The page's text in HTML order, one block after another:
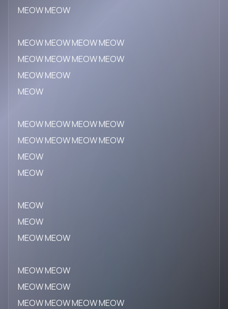
MEOW MEOW
MEOW MEOW MEOW MEOW
MEOW MEOW MEOW MEOW
MEOW MEOW
MEOW
MEOW MEOW MEOW MEOW
MEOW MEOW MEOW MEOW
MEOW
MEOW
MEOW
MEOW
MEOW MEOW
MEOW MEOW
MEOW MEOW
MEOW MEOW MEOW MEOW